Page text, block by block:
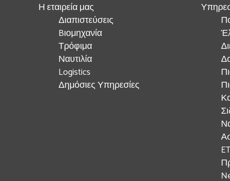
Η εταιρεία μας
Διαπιστεύσεις
Bιομηχανία
Τρόφιμα
Ναυτιλία
Logistics
Δημόσιες Υπηρεσίες